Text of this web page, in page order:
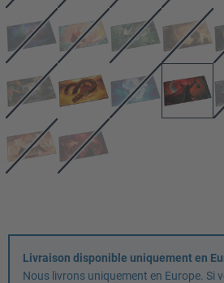
Livraison disponible uniquement en
Nous livrons uniquement en Europe. Si